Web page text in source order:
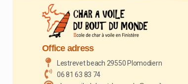
Office adress
Lestrevet beach 29550 Plomodiern
06 81 63 83 74